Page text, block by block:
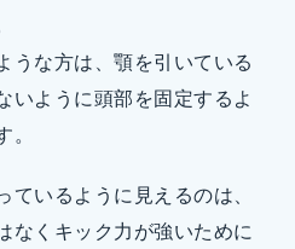
うな方は、顎を引いている
いように頭部を固定するよ
。
ているように見えるのは、
なくキック力が強いために